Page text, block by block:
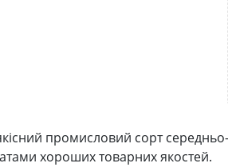
промисловий сорт
хороших товарних якостей.